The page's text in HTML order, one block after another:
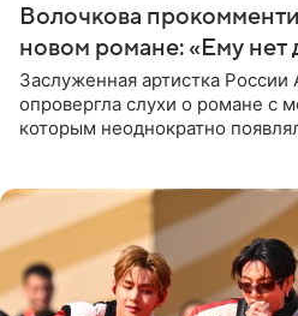
Волочкова
новом романе: «Ему нет
Заслуженная артистка России
опровергла слухи о романе с
которым неоднократно